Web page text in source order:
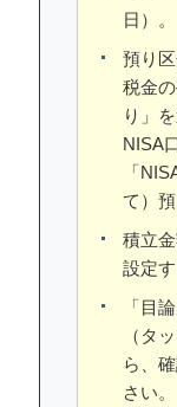
日）。
預り
税金
り」
NISA
「
て）
積立
設定
「目
（タ
ら、
さい。